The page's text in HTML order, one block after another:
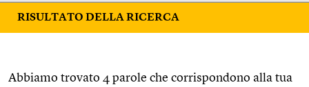
RISULTATO DELLA RICERCA
Abbiamo trovato 4 parole che corrispondono alla tua